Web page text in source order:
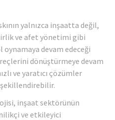
yalnızca inşaatta değil,
ve afet yönetimi gibi
devam edeceği
dönüştürmeye devam
ve yaratıcı çözümler
inşaat sektörünün
ve etkileyici